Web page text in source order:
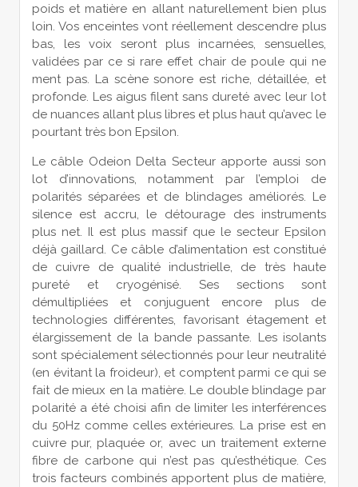
poids et matière en allant naturellement bien plus
loin. Vos enceintes vont réellement descendre plus
bas, les voix seront plus incarnées, sensuelles,
validées par ce si rare effet chair de poule qui ne
ment pas. La scène sonore est riche, détaillée, et
profonde. Les aigus filent sans dureté avec leur lot
de nuances allant plus libres et plus haut qu’avec le
pourtant très bon Epsilon.
Le câble Odeion Delta Secteur apporte aussi son
lot d’innovations, notamment par l’emploi de
polarités séparées et de blindages améliorés. Le
silence est accru, le détourage des instruments
plus net. Il est plus massif que le secteur Epsilon
déjà gaillard. Ce câble d’alimentation est constitué
de cuivre de qualité industrielle, de très haute
pureté et cryogénisé. Ses sections sont
démultipliées et conjuguent encore plus de
technologies différentes, favorisant étagement et
élargissement de la bande passante. Les isolants
sont spécialement sélectionnés pour leur neutralité
(en évitant la froideur), et comptent parmi ce qui se
fait de mieux en la matière. Le double blindage par
polarité a été choisi afin de limiter les interférences
du 50Hz comme celles extérieures. La prise est en
cuivre pur, plaquée or, avec un traitement externe
fibre de carbone qui n’est pas qu’esthétique. Ces
trois facteurs combinés apportent plus de matière,